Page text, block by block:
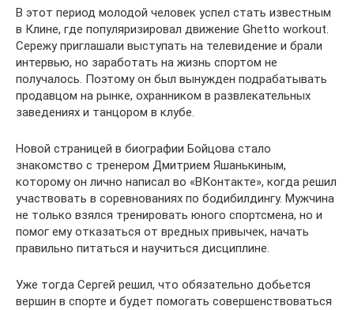
В этот период молодой человек успел стать известным
в Клине, где популяризировал движение Ghetto workout.
Сережу приглашали выступать на телевидение и брали
интервью, но заработать на жизнь спортом не
получалось. Поэтому он был вынужден подрабатывать
продавцом на рынке, охранником в развлекательных
заведениях и танцором в клубе.
Новой страницей в биографии Бойцова стало
знакомство с тренером Дмитрием Яшанькиным,
которому он лично написал во «ВКонтакте», когда решил
участвовать в соревнованиях по бодибилдингу. Мужчина
не только взялся тренировать юного спортсмена, но и
помог ему отказаться от вредных привычек, начать
правильно питаться и научиться дисциплине.
Уже тогда Сергей решил, что обязательно добьется
вершин в спорте и будет помогать совершенствоваться